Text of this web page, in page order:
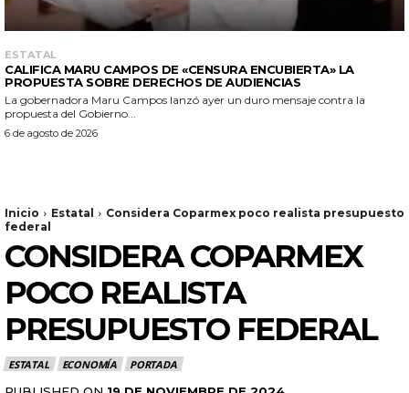
ESTATAL
CALIFICA MARU CAMPOS DE «CENSURA ENCUBIERTA» LA
PROPUESTA SOBRE DERECHOS DE AUDIENCIAS
La gobernadora Maru Campos lanzó ayer un duro mensaje contra la
propuesta del Gobierno...
6 de agosto de 2026